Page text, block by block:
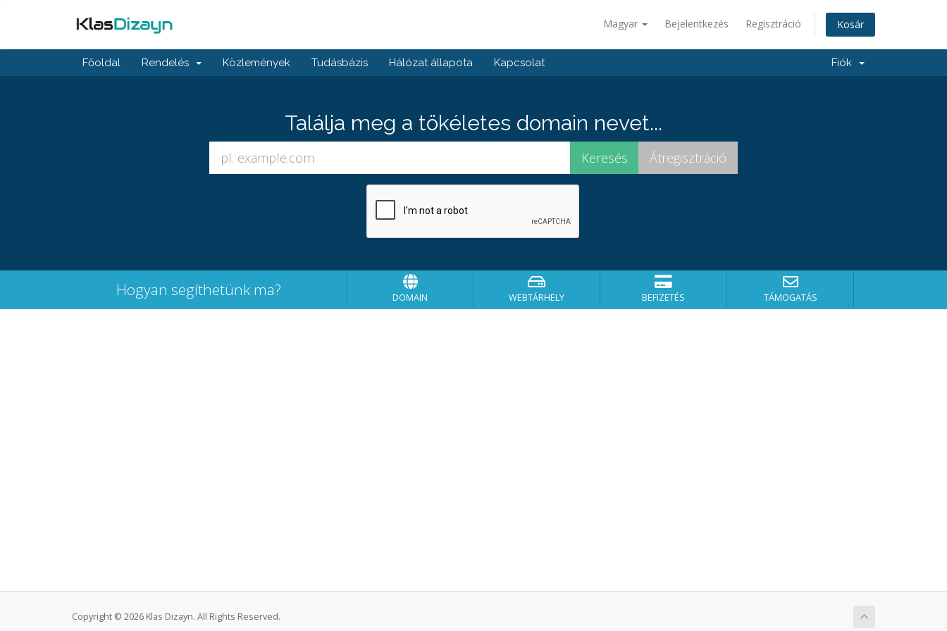
Magyar Bejelentkezés Regisztráció Kosár
Főoldal Rendelés Közlemények Tudásbázis Hálózat állapota Kapcsolat Fiók
Találja meg a tökéletes domain nevet...
Hogyan segíthetünk ma? DOMAIN WEBTÁRHELY BEFIZETÉS TÁMOGATÁS
Copyright © 2026 Klas Dizayn. All Rights Reserved.